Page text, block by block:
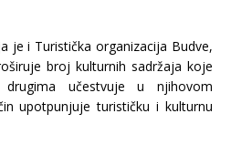
je i Turistička organizacija Budve,
broj kulturnih sadržaja koje
učestvuje u njihovom
upotpunjuje turističku i kulturnu